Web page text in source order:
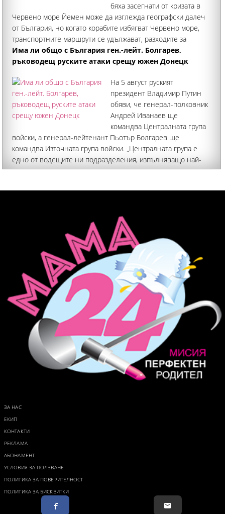
бяха засегнати от кризата в
Червено море Йемен може да изглежда географски далеч
от България, но когато корабите избягват Червено море,
транспортните маршрути се удължават, разходите за
превоз, застраховане и логистика нарастват
Има ли общо с България ген.-лейт. Болгарев,
ръководещ руските атаки срещу южен Донецк
На 5 август руският
президент Владимир Путин
обяви, че генерал-полковник
Андрей Иванаев ще
командва Централната група
войски, а генерал-лейтенант Пьотър Болгарев ще
командва Източната група войски. „Централната група е
едно от водещите ни подразделения, изпълняващо най-
важните и решаващи задачи по освобождаването на
ЗА НАС
ЕКИП
КОНТАКТИ
РЕКЛАМА
АБОНАМЕНТ
УСЛОВИЯ ЗА ПОЛЗВАНЕ
ПОЛИТИКА ЗА ПОВЕРИТЕЛНОСТ
ПОЛИТИКА ЗА БИСКВИТКИ